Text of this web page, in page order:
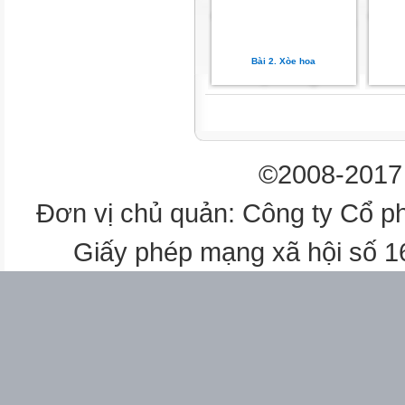
h
ị
b
n
ẩ
Bài 2. Xòe hoa
©2008-
Đơn vị chủ quản: Công ty Cổ
Giấy phép mạng xã hội số